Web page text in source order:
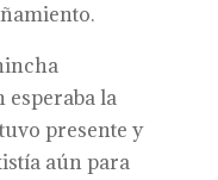
la
presente y
aún para